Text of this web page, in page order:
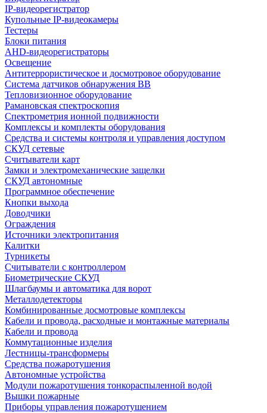
IP-видеорегистратор
Купольные IP-видеокамеры
Тестеры
Блоки питания
AHD-видеорегистраторы
Освещение
Антитеррористическое и досмотровое оборудование
Cистема датчиков обнаружения ВВ
Тепловизионное оборудование
Рамановская спектроскопия
Спектрометрия ионной подвижности
Комплексы и комплекты оборудования
Средства и системы контроля и управления доступом
СКУД сетевые
Считыватели карт
Замки и электромеханические защелки
СКУД автономные
Программное обеспечение
Кнопки выхода
Доводчики
Ограждения
Источники электропитания
Калитки
Турникеты
Считыватели с контроллером
Биометрические СКУД
Шлагбаумы и автоматика для ворот
Металлодетекторы
Комбинированные досмотровые комплексы
Кабели и провода, расходные и монтажные материалы
Кабели и провода
Коммутационные изделия
Лестницы-трансформеры
Средства пожаротушения
Автономные устройства
Модули пожаротушения тонкораспыленной водой
Вышки пожарные
Приборы управления пожаротушением